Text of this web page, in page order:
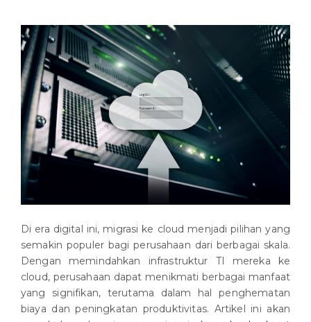
Di era digital ini, migrasi ke cloud menjadi pilihan yang
semakin populer bagi perusahaan dari berbagai skala.
Dengan memindahkan infrastruktur TI mereka ke
cloud, perusahaan dapat menikmati berbagai manfaat
yang signifikan, terutama dalam hal penghematan
biaya dan peningkatan produktivitas. Artikel ini akan